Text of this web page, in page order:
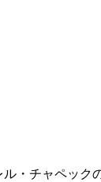
・チャペック